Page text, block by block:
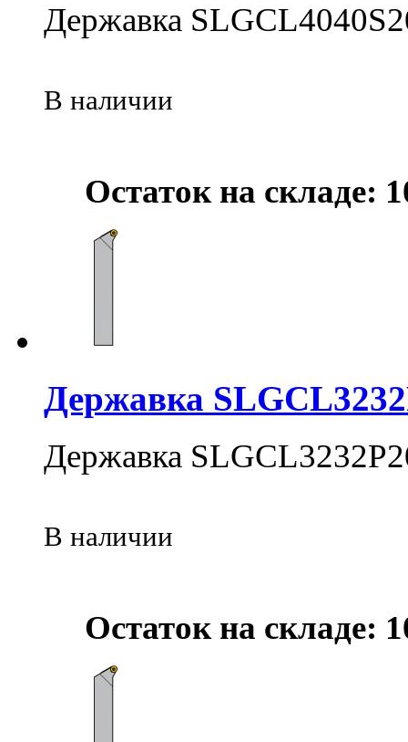
Державка
В наличии
Остаток на складе:
Державка
Державка
В наличии
Остаток на складе: